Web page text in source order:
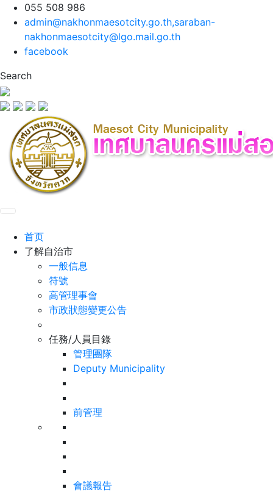
055 508 986
admin@nakhonmaesotcity.go.th,saraban-
nakhonmaesotcity@lgo.mail.go.th
facebook
Search
首页
了解自治市
一般信息
符號
高管理事會
市政狀態變更公告
任務/人員目錄
管理團隊
Deputy Municipality
前管理
會議報告